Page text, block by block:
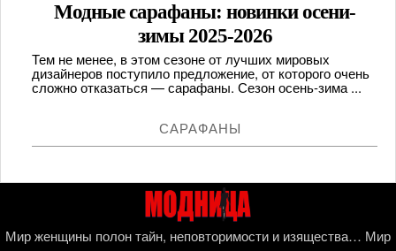
Модные сарафаны: новинки осени-
зимы 2025-2026
Тем не менее, в этом сезоне от лучших мировых
дизайнеров поступило предложение, от которого очень
сложно отказаться — сарафаны. Сезон осень-зима ...
САРАФАНЫ
Мир женщины полон тайн, неповторимости и изящества… Мир